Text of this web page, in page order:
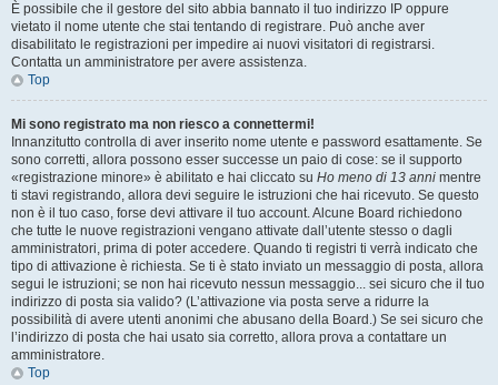
È possibile che il gestore del sito abbia bannato il tuo indirizzo IP oppure
vietato il nome utente che stai tentando di registrare. Può anche aver
disabilitato le registrazioni per impedire ai nuovi visitatori di registrarsi.
Contatta un amministratore per avere assistenza.
Top
Mi sono registrato ma non riesco a connettermi!
Innanzitutto controlla di aver inserito nome utente e password esattamente. Se
sono corretti, allora possono esser successe un paio di cose: se il supporto
«registrazione minore» è abilitato e hai cliccato su Ho meno di 13 anni mentre
ti stavi registrando, allora devi seguire le istruzioni che hai ricevuto. Se questo
non è il tuo caso, forse devi attivare il tuo account. Alcune Board richiedono
che tutte le nuove registrazioni vengano attivate dall’utente stesso o dagli
amministratori, prima di poter accedere. Quando ti registri ti verrà indicato che
tipo di attivazione è richiesta. Se ti è stato inviato un messaggio di posta, allora
segui le istruzioni; se non hai ricevuto nessun messaggio... sei sicuro che il tuo
indirizzo di posta sia valido? (L’attivazione via posta serve a ridurre la
possibilità di avere utenti anonimi che abusano della Board.) Se sei sicuro che
l’indirizzo di posta che hai usato sia corretto, allora prova a contattare un
amministratore.
Top